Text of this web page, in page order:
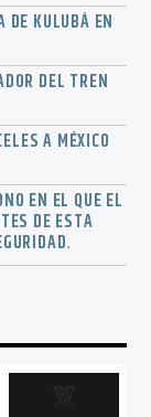
DE KULUBÁ EN
DEL TREN
A MÉXICO
EN EL QUE EL
DE ESTA